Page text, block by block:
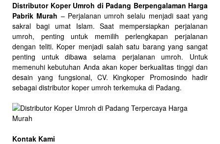
Distributor Koper Umroh di Padang Berpengalaman Harga
Pabrik Murah – Perjalanan umroh selalu menjadi saat yang
sakral bagi umat Islam. Saat mempersiapkan perjalanan
umroh, penting untuk memilih perlengkapan perjalanan
dengan teliti. Koper menjadi salah satu barang yang sangat
penting untuk dibawa selama perjalanan umroh. Untuk
memenuhi kebutuhan Anda akan koper berkualitas tinggi dan
desain yang fungsional, CV. Kingkoper Promosindo hadir
sebagai distributor koper umroh terkemuka di Padang.
Kontak Kami